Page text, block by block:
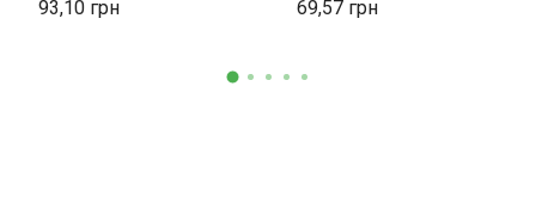
93,10
94580413
69,57